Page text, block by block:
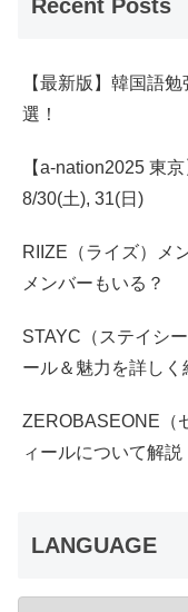
Recent Posts
【最新版】韓国語
選！
【a-nation2025 東
8/30(土), 31(日)
RIIZE（ライズ）メ
メンバーもいる？
STAYC（ステイシ
ール＆魅力を詳しく
ZEROBASEONE（
ィールについて解説
LANGUAGE